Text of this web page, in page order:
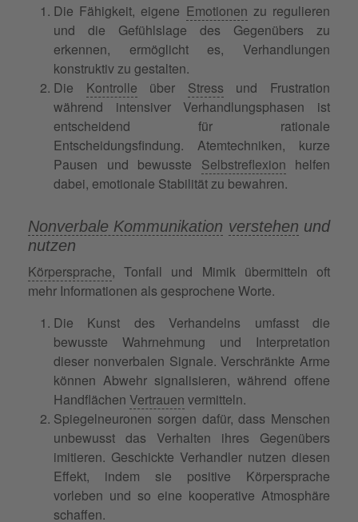
Die Fähigkeit, eigene Emotionen zu regulieren
und die Gefühlslage des Gegenübers zu
erkennen, ermöglicht es, Verhandlungen
konstruktiv zu gestalten.
Die Kontrolle über Stress und Frustration
während intensiver Verhandlungsphasen ist
entscheidend für rationale
Entscheidungsfindung. Atemtechniken, kurze
Pausen und bewusste Selbstreflexion helfen
dabei, emotionale Stabilität zu bewahren.
Nonverbale Kommunikation verstehen und
nutzen
Körpersprache, Tonfall und Mimik übermitteln oft
mehr Informationen als gesprochene Worte.
Die Kunst des Verhandelns umfasst die
bewusste Wahrnehmung und Interpretation
dieser nonverbalen Signale. Verschränkte Arme
können Abwehr signalisieren, während offene
Handflächen Vertrauen vermitteln.
Spiegelneuronen sorgen dafür, dass Menschen
unbewusst das Verhalten ihres Gegenübers
imitieren. Geschickte Verhandler nutzen diesen
Effekt, indem sie positive Körpersprache
vorleben und so eine kooperative Atmosphäre
schaffen.